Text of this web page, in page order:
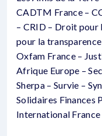
CADTM France –
– CRID – Droit
pour la
Oxfam France –
Afrique Europe –
Sherpa – Survie –
Solidaires Finances
International